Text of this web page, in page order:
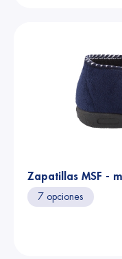
Zapatillas MSF -
7 opciones